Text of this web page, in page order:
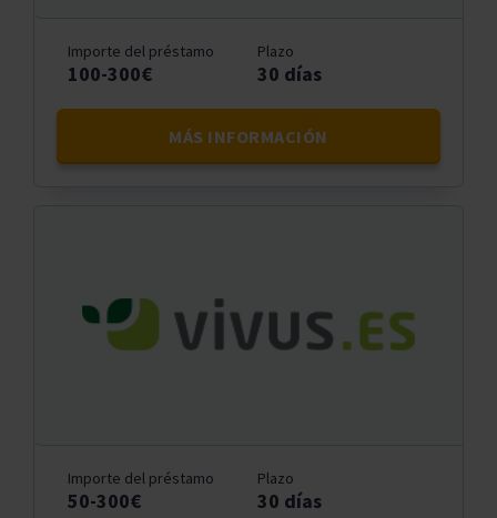
Importe del préstamo
100-300€
Plazo
30 días
MÁS INFORMACIÓN
Importe del préstamo
50-300€
Plazo
30 días